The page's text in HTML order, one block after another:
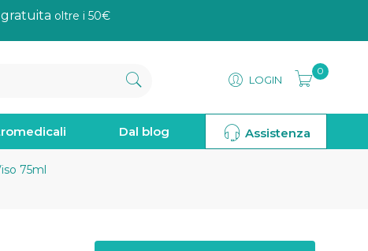
oltre i 50€
LOGIN
0
Dal blog Assistenza
75ml